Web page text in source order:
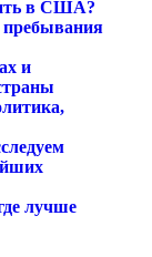
в США?
пребывания
и
лучше